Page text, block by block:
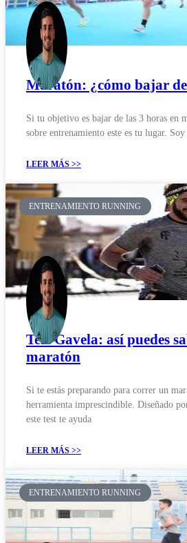
Maratón: ¿cómo bajar
Si tu objetivo es bajar de las 3 horas en
sobre entrenamiento este es tu lugar.
LEER MÁS >>
ENTRENAMIENTO RUNNING
Test Gavela: así puedes
maratón
Si te estás preparando para correr un
herramienta imprescindible. Diseñado
este test te ayuda
LEER MÁS >>
ENTRENAMIENTO RUNNING